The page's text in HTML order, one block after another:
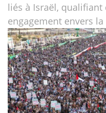
liés à Israël,
engagement envers